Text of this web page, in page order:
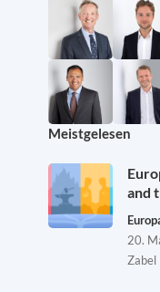
Meistgelesen
and
20.
Zabel